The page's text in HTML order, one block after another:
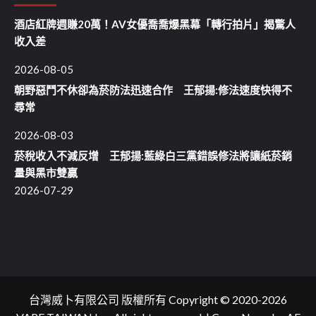
酒店紅牌週賺20萬！AV女優喬喬爆黑幕「轉行拍片」揭驚人
收入差
2026-08-05
朝野惡鬥不休卻為菸防法迅速合作 王郁揚:修法速度快得不
尋常
2026-08-03
菸稅收入不減反增 王郁揚:藍綠白三黨錯誤修法將讓紙菸銷
量與黑市雙贏
2026-07-29
台灣威卜有限公司 版權所有 Copyright © 2020-2026